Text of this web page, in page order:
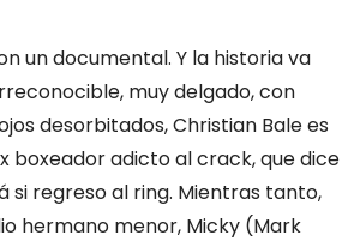
un documental. Y la historia va
muy delgado, con
desorbitados, Christian Bale es
boxeador adicto al crack, que dice
si regreso al ring. Mientras tanto,
hermano menor, Micky (Mark